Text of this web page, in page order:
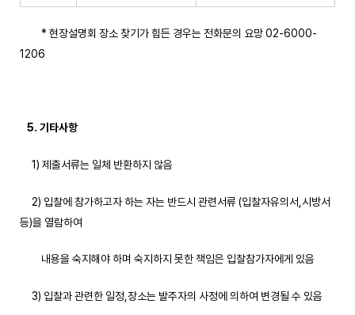
* 현장설명회 장소 찾기가 힘든 경우는 전화문의 요망 02-6000-
1206
5. 기타사항
1) 제출서류는 일체 반환하지 않음
2) 입찰에 참가하고자 하는 자는 반드시 관련서류 (입찰자유의서,시방서
등)을 열람하여
내용을 숙지해야 하며 숙지하지 못한 책임은 입찰참가자에게 있음
3) 입찰과 관련한 일정,장소는 발주자의 사정에 의하여 변경될 수 있음